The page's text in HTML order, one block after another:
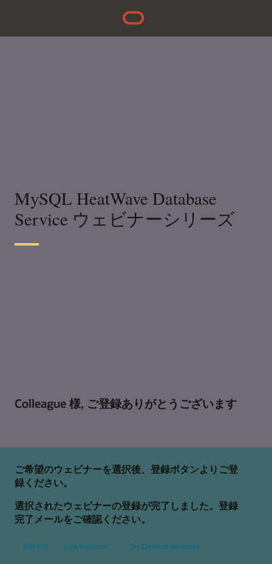
MySQL HeatWave Database
Service ウェビナーシリーズ
Colleague 様, ご登録ありがとうございます
ご希望のウェビナーを選択後、登録ボタンよりご登
録ください。
選択されたウェビナーの登録が完了しました。登録
完了メールをご確認ください。
登録する Live Webinars On-Demand Webinars